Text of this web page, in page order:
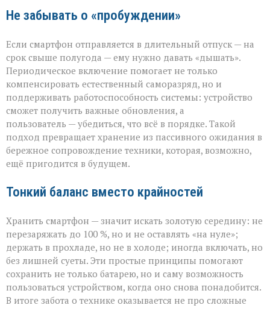
Не забывать о «пробуждении»
Если смартфон отправляется в длительный отпуск — на
срок свыше полугода — ему нужно давать «дышать».
Периодическое включение помогает не только
компенсировать естественный саморазряд, но и
поддерживать работоспособность системы: устройство
сможет получить важные обновления, а
пользователь — убедиться, что всё в порядке. Такой
подход превращает хранение из пассивного ожидания в
бережное сопровождение техники, которая, возможно,
ещё пригодится в будущем.
Тонкий баланс вместо крайностей
Хранить смартфон — значит искать золотую середину: не
перезаряжать до 100 %, но и не оставлять «на нуле»;
держать в прохладе, но не в холоде; иногда включать, но
без лишней суеты. Эти простые принципы помогают
сохранить не только батарею, но и саму возможность
пользоваться устройством, когда оно снова понадобится.
В итоге забота о технике оказывается не про сложные